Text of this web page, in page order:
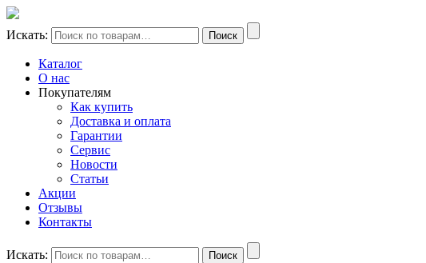
Искать: Поиск
Каталог
О нас
Покупателям
Как купить
Доставка и оплата
Гарантии
Сервис
Новости
Статьи
Акции
Отзывы
Контакты
Искать: Поиск